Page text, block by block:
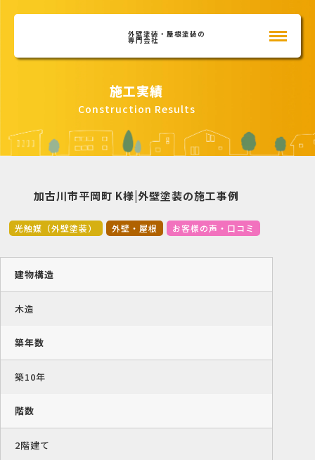
外壁塗装・屋根塗装の
専門会社
施工実績
Construction Results
加古川市平岡町 K様|外壁塗装の施工事例
光触媒（外壁塗装） 外壁・屋根 お客様の声・口コミ
建物構造
木造
築年数
築10年
階数
2階建て